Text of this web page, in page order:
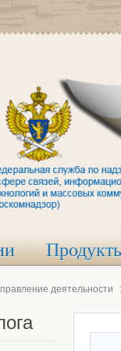
деятельности